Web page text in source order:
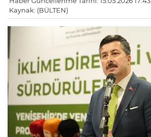
Kaynak: (BÜLTEN)